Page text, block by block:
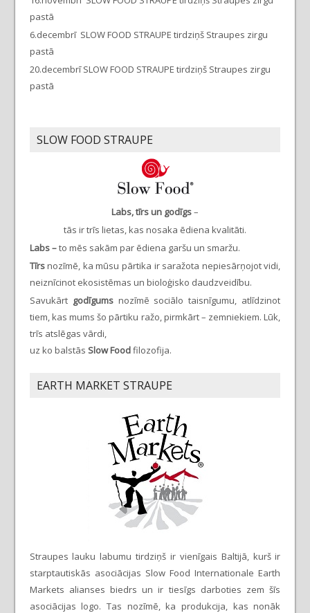
pastā
6.decembrī SLOW FOOD STRAUPE tirdziņš Straupes zirgu
pastā
20.decembrī SLOW FOOD STRAUPE tirdziņš Straupes zirgu
pastā
SLOW FOOD STRAUPE
Labs, tīrs un godīgs–
tās ir trīs lietas, kas nosaka ēdiena kvalitāti.
Labs –to mēs sakām par ēdiena garšu un smaržu.
Tīrsnozīmē, ka mūsu pārtika ir saražota nepiesārņojot vidi,
neiznīcinot ekosistēmas un bioloģisko daudzveidību.
Savukārt godīgumsnozīmē sociālo taisnīgumu, atlīdzinot
tiem, kas mums šo pārtiku ražo, pirmkārt – zemniekiem. Lūk,
trīs atslēgas vārdi,
uz ko balstās Slow Foodfilozofija.
EARTH MARKET STRAUPE
Straupes lauku labumu tirdziņš ir vienīgais Baltijā, kurš ir
starptautiskās asociācijas Slow Food Internationale Earth
Markets alianses biedrs un ir tiesīgs darboties zem šīs
asociācijas logo. Tas nozīmē, ka produkcija, kas nonāk